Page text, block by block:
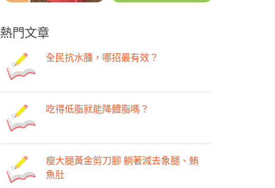
熱門文章
全民抗水腫，哪招最有效？
吃得低脂就能降體脂嗎？
瘦大腿黃金剪刀腳 躺著減去象腿、鮪
魚肚